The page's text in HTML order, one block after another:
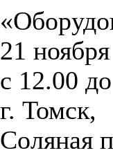
21
с 12.00
г. Томск,
Соляная